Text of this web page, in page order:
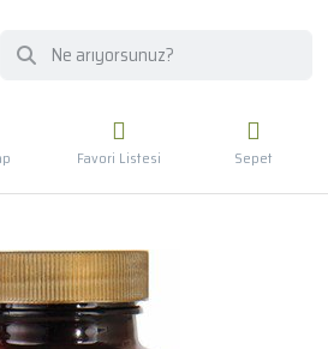
Favori Listesi Sepet